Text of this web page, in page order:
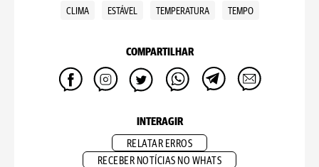
CLIMA ESTÁVEL TEMPERATURA TEMPO
COMPARTILHAR
INTERAGIR
RELATAR ERROS
RECEBER NOTÍCIAS NO WHATS